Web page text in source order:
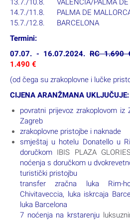
13.7./10.8. VALENCIA/PALMA DE
14.7./11.8. PALMA DE
15.7./12.8. BARCELONA
Termini:
07.07. - 16.07.2024.RC 1.690
1.490 €
(od čega su zrakoplovne i lučke
CIJENA ARANŽMANA UKLJUČUJE:
povratni prijevoz zrakoplovom iz
Zagreb
zrakoplovne pristojbe i naknade
smještaj u hotelu Donatello u
doručkom IBIS PLAZA
noćenja s doručkom u
turistički pristojbu
transfer zračna luka Rim-
Chivitaveccia, luka iskrcaja
luka Barcelona
7 noćenja na krstarenju